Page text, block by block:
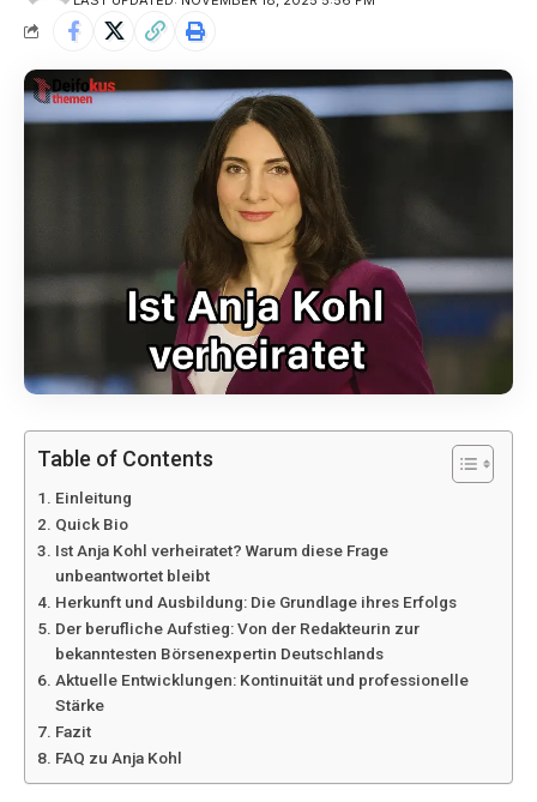
Table of Contents
Einleitung
Quick Bio
Ist Anja Kohl verheiratet? Warum diese Frage
unbeantwortet bleibt
Herkunft und Ausbildung: Die Grundlage ihres Erfolgs
Der berufliche Aufstieg: Von der Redakteurin zur
bekanntesten Börsenexpertin Deutschlands
Aktuelle Entwicklungen: Kontinuität und professionelle
Stärke
Fazit
FAQ zu Anja Kohl